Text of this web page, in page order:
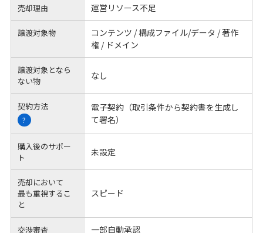
売却理由 運営リソース不足
譲渡対象物
コンテンツ / 構成ファイル/データ / 著作
権 / ドメイン
譲渡対象となら
ない物
なし
契約方法
?
電子契約（取引条件から契約書を生成し
て署名）
購入後のサポー
ト
未設定
売却において
最も重視するこ
と
スピード
交渉審査 一部自動承認